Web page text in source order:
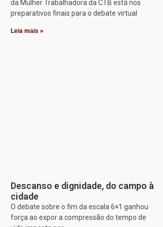
da Mulher Trabalhadora da CTB está nos
preparativos finais para o debate virtual
Leia mais »
Descanso e dignidade, do campo à
cidade
O debate sobre o fim da escala 6×1 ganhou
força ao expor a compressão do tempo de